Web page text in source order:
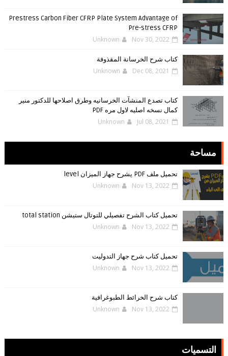
Prestress Carbon Fiber CFRP Plate System Advantage of
Pre-stress CFRP
Unknown Nov 30, 2022
كتاب شرح الخرسانة المقذوفة
Unknown Dec 08, 2021
كتاب تصدع المنشآت الخرسانيه وطرق اصلاحها للدكتور منير
كمال نسخه اصليه لاول مره PDF
Unknown Jul 08, 2021
مساحة
تحميل ملف PDF يشرح جهاز الميزان level
Unknown Nov 13, 2022
تحميل كتاب الشرح تفصيلي للتوتال ستيشن total station
Unknown Nov 13, 2022
تحميل كتاب شرح جهاز التدوليت
Unknown Nov 13, 2022
كتاب شرح الخرائط الطبوغرافية
Unknown Nov 13, 2022
التسميات